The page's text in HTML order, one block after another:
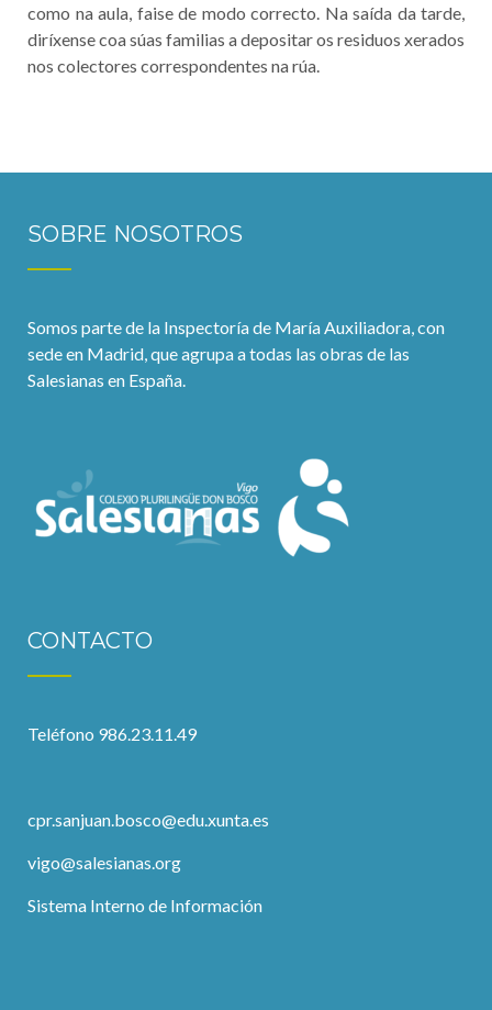
como na aula, faise de modo correcto. Na saída da tarde,
diríxense coa súas familias a depositar os residuos xerados
nos colectores correspondentes na rúa.
SOBRE NOSOTROS
Somos parte de la Inspectoría de María Auxiliadora, con
sede en Madrid, que agrupa a todas las obras de las
Salesianas en España.
CONTACTO
Teléfono 986.23.11.49
cpr.sanjuan.bosco@edu.xunta.es
vigo@salesianas.org
Sistema Interno de Información